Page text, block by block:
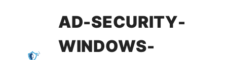
AD-SECURITY-
WINDOWS-